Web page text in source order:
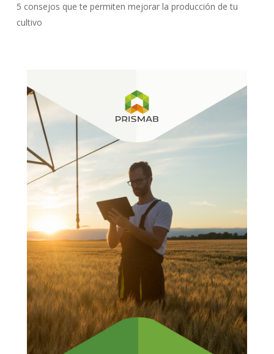
5 consejos que te permiten mejorar la producción de tu
cultivo